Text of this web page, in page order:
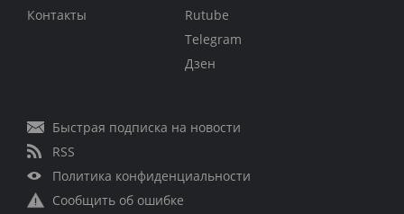
Контакты
Rutube
Telegram
Дзен
Быстрая подписка на новости
RSS
Политика конфиденциальности
Сообщить об ошибке